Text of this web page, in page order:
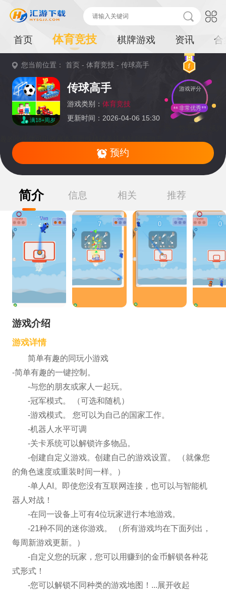
首页 体育竞技 棋牌游戏 资讯 合
您当前位置：首页 -体育竞技 -传球高手
满18+周岁
传球高手
游戏类别： 体育竞技
更新时间：2026-04-06 15:30
游戏评分
非常优秀
预约
提
简介 信息 相关 推荐
游戏介绍
游戏详情
简单有趣的同玩小游戏
-简单有趣的一键控制。
-与您的朋友或家人一起玩。
-冠军模式。 （可选和随机）
-游戏模式。 您可以为自己的国家工作。
-机器人水平可调
-关卡系统可以解锁许多物品。
-创建自定义游戏。创建自己的游戏设置。 （就像您
的角色速度或重装时间一样。）
-单人AI。即使您没有互联网连接，也可以与智能机
器人对战！
-在同一设备上可有4位玩家进行本地游戏。
-21种不同的迷你游戏。 （所有游戏均在下面列出，
每周新游戏更新。）
-自定义您的玩家，您可以用赚到的金币解锁各种花
式形式！
-您可以解锁不同种类的游戏地图！...展开收起